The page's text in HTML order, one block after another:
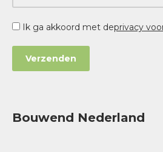
Ik ga akkoord met deprivacy
Bouwend Nederland